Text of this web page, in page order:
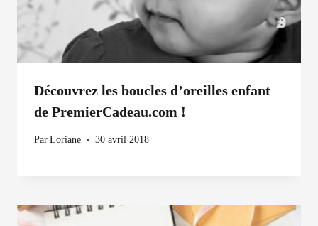
Découvrez les boucles d’oreilles enfant
de PremierCadeau.com !
Par Loriane 30 avril 2018